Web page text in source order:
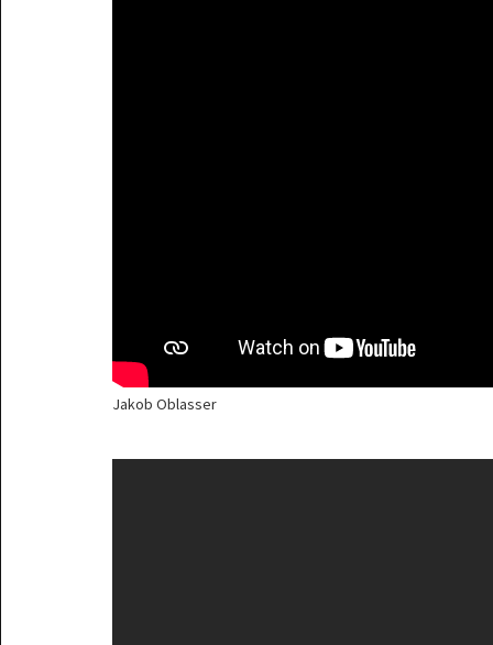
Jakob Oblasser